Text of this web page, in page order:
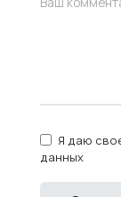
Я даю
данных